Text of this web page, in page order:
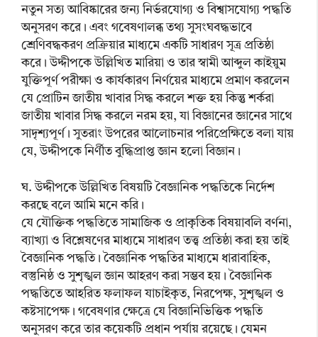
নতুন সত্য আবিষ্কারের জন্য নির্ভরযোগ্য ও বিশ্বাসযোগ্য পদ্ধতি
অনুসরণ করে। এবং গবেষণালব্ধ তথ্য সুসংঘবদ্ধভাবে
শ্রেণিবদ্ধকরণ প্রক্রিয়ার মাধ্যমে একটি সাধারণ সূত্র প্রতিষ্ঠা
করে। উদ্দীপকে উল্লিখিত মারিয়া ও তার স্বামী আব্দুল কাইয়ুম
যুক্তিপূর্ণ পরীক্ষা ও কার্যকারণ নির্ণয়ের মাধ্যমে প্রমাণ করলেন
যে প্রোটিন জাতীয় খাবার সিদ্ধ করলে শক্ত হয় কিন্তু শর্করা
জাতীয় খাবার সিদ্ধ করলে নরম হয়, যা বিজ্ঞানের জ্ঞানের সাথে
সাদৃশ্যপূর্ণ। সুতরাং উপরের আলোচনার পরিপ্রেক্ষিতে বলা যায়
যে, উদ্দীপকে নির্ণীত বুদ্ধিপ্রাপ্ত জ্ঞান হলো বিজ্ঞান।
ঘ. উদ্দীপকে উল্লিখিত বিষয়টি বৈজ্ঞানিক পদ্ধতিকে নির্দেশ
করছে বলে আমি মনে করি।
যে যৌক্তিক পদ্ধতিতে সামাজিক ও প্রাকৃতিক বিষয়াবলি বর্ণনা,
ব্যাখ্যা ও বিশ্লেষণের মাধ্যমে সাধারণ তত্ত্ব প্রতিষ্ঠা করা হয় তাই
বৈজ্ঞানিক পদ্ধতি। বৈজ্ঞানিক পদ্ধতির মাধ্যমে ধারাবাহিক,
বস্তুনিষ্ঠ ও সুশৃঙ্খল জ্ঞান আহরণ করা সম্ভব হয়। বৈজ্ঞানিক
পদ্ধতিতে আহরিত ফলাফল যাচাইকৃত, নিরপেক্ষ, সুশৃঙ্খল ও
কষ্টসাপেক্ষ। গবেষণার ক্ষেত্রে যে বিজ্ঞানিভিত্তিক পদ্ধতি
অনুসরণ করে তার কয়েকটি প্রধান পর্যায় রয়েছে। যেমন